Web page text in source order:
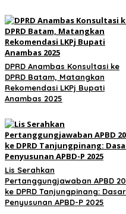
DPRD Anambas Konsultasi ke
DPRD Batam, Matangkan
Rekomendasi LKPj Bupati
Anambas 2025
Lis Serahkan
Pertanggungjawaban APBD
ke DPRD Tanjungpinang: Dasar
Penyusunan APBD-P 2025